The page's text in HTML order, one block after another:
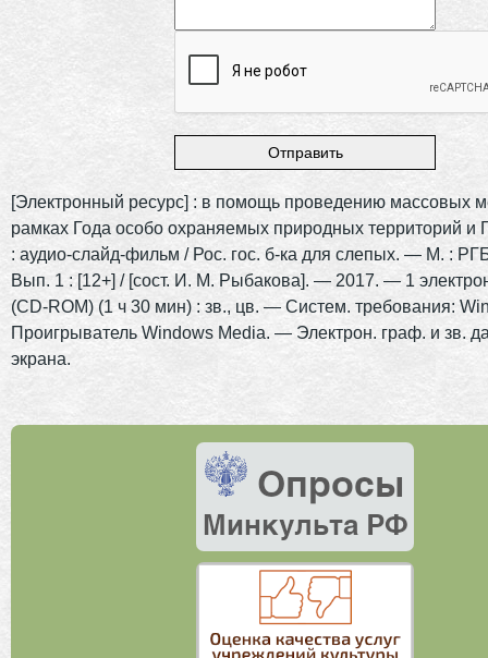
[Электронный ресурс] : в помощь проведению массовых
рамках Года особо охраняемых природных территорий и
: аудио-слайд-фильм / Рос. гос. б-ка для слепых. — М. :
Вып. 1 : [12+] / [сост. И. М. Рыбакова]. — 2017. — 1
(CD-ROM) (1 ч 30 мин) : зв., цв. — Систем. требования:
Проигрыватель Windows Media. — Электрон. граф. и зв.
экрана.